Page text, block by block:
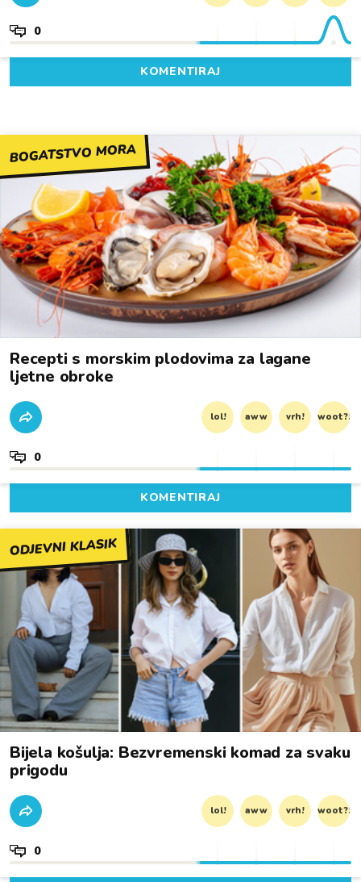
0
KOMENTIRAJ
BOGATSTVO MORA
Recepti s morskim plodovima za lagane
ljetne obroke
lol! aww vrh! woot?!
0
KOMENTIRAJ
ODJEVNI KLASIK
Bijela košulja: Bezvremenski komad za svaku
prigodu
lol! aww vrh! woot?!
0